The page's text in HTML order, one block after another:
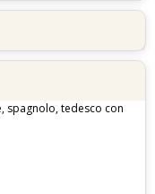
spagnolo, tedesco con